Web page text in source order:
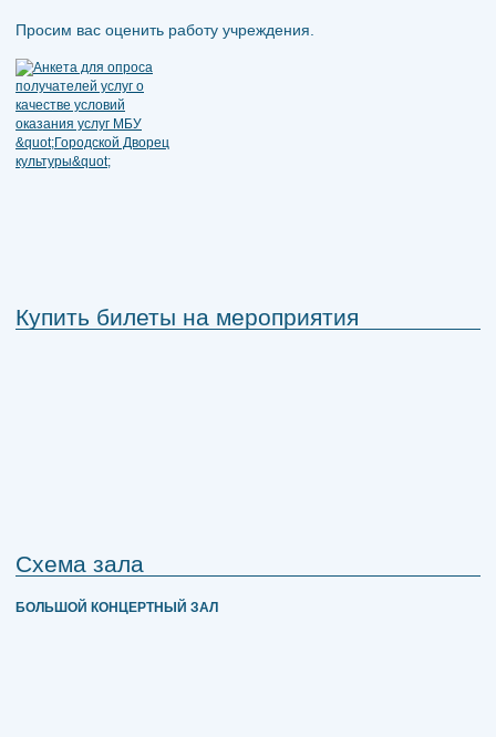
Просим вас оценить работу учреждения.
Купить билеты на мероприятия
Схема зала
БОЛЬШОЙ КОНЦЕРТНЫЙ ЗАЛ